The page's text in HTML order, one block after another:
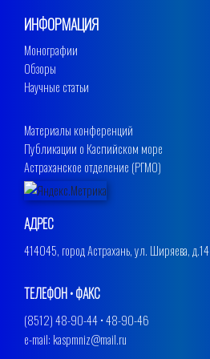
ИНФОРМАЦИЯ
Монографии
Обзоры
Научные статьи
Материалы конференций
Публикации о Каспийском море
Астраханское отделение (РГМО)
АДРЕС
414045, город Астрахань, ул. Ширяева, д.14
ТЕЛЕФОН • ФАКС
(8512) 48-90-44 • 48-90-46
e-mail: kaspmniz@mail.ru